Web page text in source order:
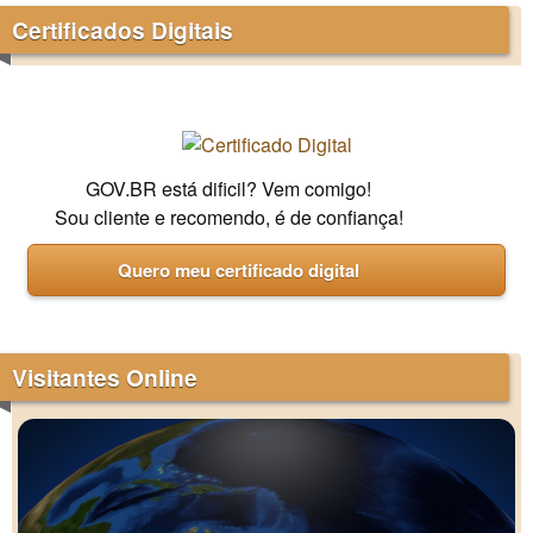
Certificados Digitais
GOV.BR está dificil? Vem comigo!
Sou cliente e recomendo, é de confiança!
Quero meu certificado digital
Visitantes Online